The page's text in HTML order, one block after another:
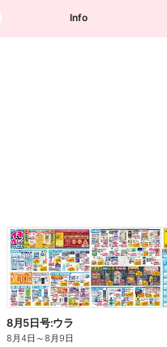
Info
8月5日号:ウラ
8月4日 ～8月9日